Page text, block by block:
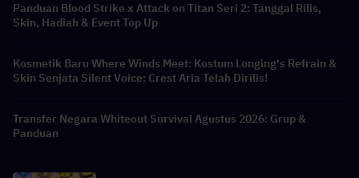
Panduan Blood Strike x Attack on Titan Seri 2: Tanggal Rilis,
Skin, Hadiah & Event Top Up
Kosmetik Baru Where Winds Meet: Kostum Longing's Refrain &
Skin Senjata Silent Voice: Crest Aria Telah Dirilis!
Transfer Negara Whiteout Survival Agustus 2026: Grup &
Panduan